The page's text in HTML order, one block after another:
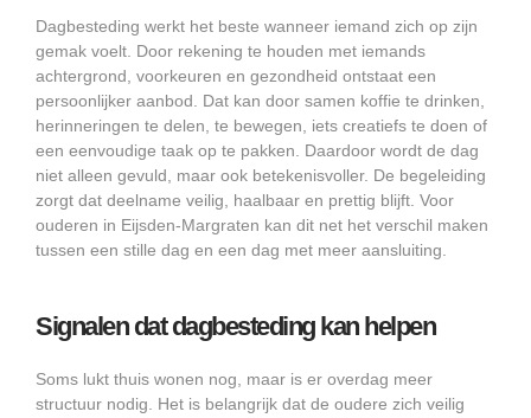
Dagbesteding werkt het beste wanneer iemand zich op zijn
gemak voelt. Door rekening te houden met iemands
achtergrond, voorkeuren en gezondheid ontstaat een
persoonlijker aanbod. Dat kan door samen koffie te drinken,
herinneringen te delen, te bewegen, iets creatiefs te doen of
een eenvoudige taak op te pakken. Daardoor wordt de dag
niet alleen gevuld, maar ook betekenisvoller. De begeleiding
zorgt dat deelname veilig, haalbaar en prettig blijft. Voor
ouderen in Eijsden-Margraten kan dit net het verschil maken
tussen een stille dag en een dag met meer aansluiting.
Signalen dat dagbesteding kan helpen
Soms lukt thuis wonen nog, maar is er overdag meer
structuur nodig. Het is belangrijk dat de oudere zich veilig